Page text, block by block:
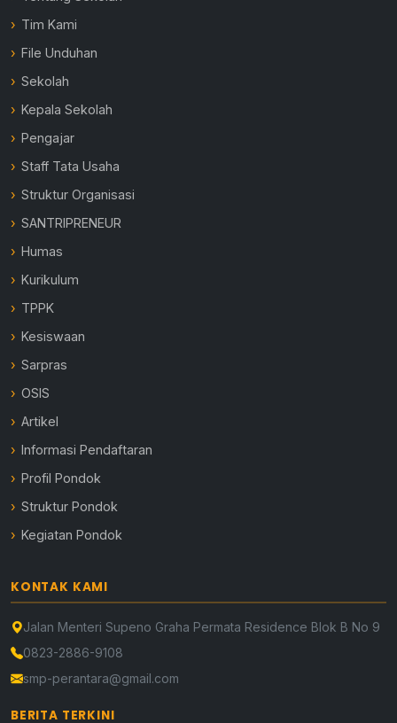
Tim Kami
File Unduhan
Sekolah
Kepala Sekolah
Pengajar
Staff Tata Usaha
Struktur Organisasi
SANTRIPRENEUR
Humas
Kurikulum
TPPK
Kesiswaan
Sarpras
OSIS
Artikel
Informasi Pendaftaran
Profil Pondok
Struktur Pondok
Kegiatan Pondok
KONTAK KAMI
Jalan Menteri Supeno Graha Permata Residence Blok B No 9
0823-2886-9108
smp-perantara@gmail.com
BERITA TERKINI